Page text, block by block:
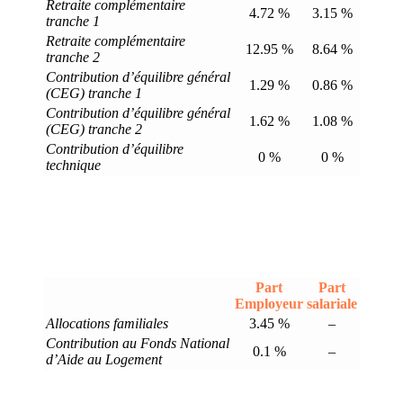
Retraite complémentaire
tranche 1
4.72 %
3.15 %
Retraite complémentaire
tranche 2
12.95 %
8.64 %
Contribution d’équilibre général
(CEG) tranche 1
1.29 %
0.86 %
Contribution d’équilibre général
(CEG) tranche 2
1.62 %
1.08 %
Contribution d’équilibre
technique
0 % 0 %
Part
Employeur
Part
salariale
Allocations familiales
3.45 %
–
Contribution au Fonds National
d’Aide au Logement
0.1 % –